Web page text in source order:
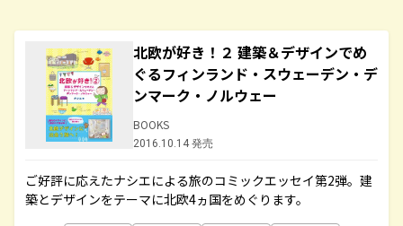
北欧が好き！２ 建築＆デザインでめ
ぐるフィンランド・スウェーデン・デ
ンマーク・ノルウェー
BOOKS
2016.10.14 発売
ご好評に応えたナシエによる旅のコミックエッセイ第2弾。建
築とデザインをテーマに北欧4ヵ国をめぐります。